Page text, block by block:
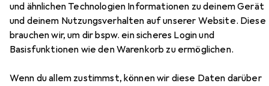
und ähnlichen Technologien Informationen zu deinem Gerät
und deinem Nutzungsverhalten auf unserer Website. Diese
brauchen wir, um dir bspw. ein sicheres Login und
Basisfunktionen wie den Warenkorb zu ermöglichen.
Wenn du allem zustimmst, können wir diese Daten darüber
EUR
9,85
HamaMemo Rustico
22 x 22.50 cm